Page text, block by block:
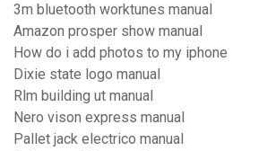
3m bluetooth worktunes manual
Amazon prosper show manual
How do i add photos to my iphone
Dixie state logo manual
Rlm building ut manual
Nero vison express manual
Pallet jack electrico manual